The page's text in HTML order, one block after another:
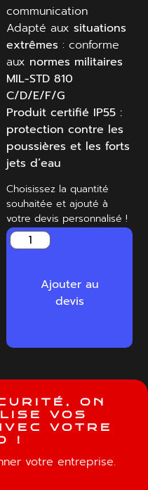
communication
Adapté auxsituations
extrêmes : conforme
aux normes militaires
MIL-STD 810
C/D/E/F/G
Produit certifié IP55 :
protection contre les
poussières et les forts
jets d’eau
Choisissez la quantité
souhaitée et ajouté à
votre devis personnalisé !
Ajouter au
devis
U R I T É , O N
L I S E VO S
V E C VO T R E
!
votre entreprise.